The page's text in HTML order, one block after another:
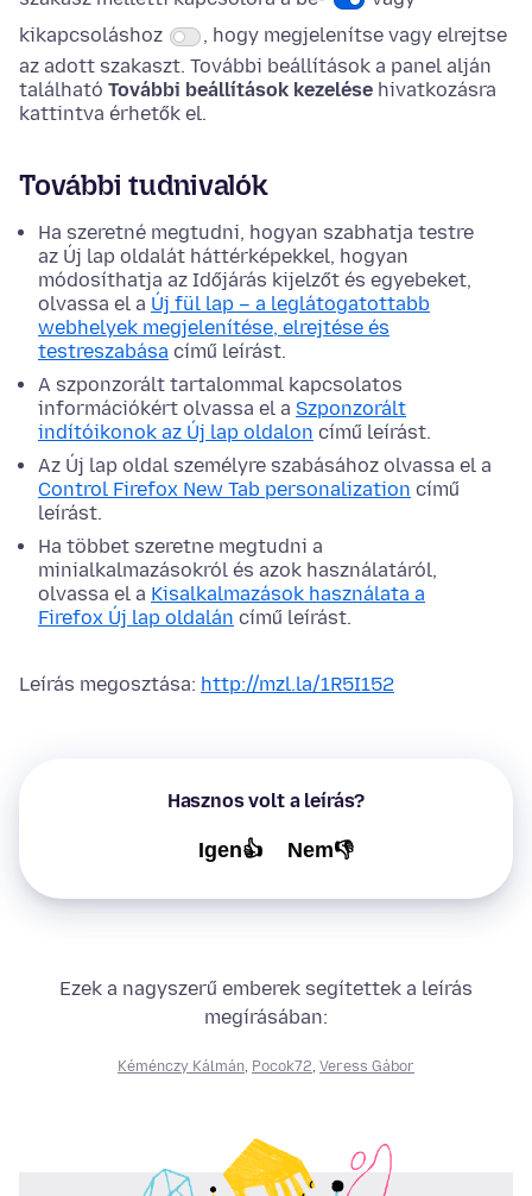
kikapcsoláshoz
, hogy megjelenítse vagy elrejtse
az adott szakaszt. További beállítások a panel alján
található További beállítások kezelése hivatkozásra
kattintva érhetők el.
További tudnivalók
Ha szeretné megtudni, hogyan szabhatja testre
az Új lap oldalát háttérképekkel, hogyan
módosíthatja az Időjárás kijelzőt és egyebeket,
olvassa el a Új fül lap – a leglátogatottabb
webhelyek megjelenítése, elrejtése és
testreszabása című leírást.
A szponzorált tartalommal kapcsolatos
információkért olvassa el a Szponzorált
indítóikonok az Új lap oldalon című leírást.
Az Új lap oldal személyre szabásához olvassa el a
Control Firefox New Tab personalization című
leírást.
Ha többet szeretne megtudni a
minialkalmazásokról és azok használatáról,
olvassa el a Kisalkalmazások használata a
Firefox Új lap oldalán című leírást.
Leírás megosztása: http://mzl.la/1R5I152
Hasznos volt a leírás?
Igen👍 Nem👎
Ezek a nagyszerű emberek segítettek a leírás
megírásában:
Kéménczy Kálmán Pocok72 Veress Gábor